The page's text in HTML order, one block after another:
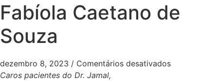
Fabíola Caetano de
Souza
dezembro 8, 2023 / Comentários desativados
Caros pacientes do Dr. Jamal,